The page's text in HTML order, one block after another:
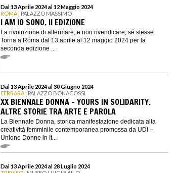
Dal 13 Aprile 2024 al 12 Maggio 2024
ROMA | PALAZZO MASSIMO
I AM IO SONO. II EDIZIONE
La rivoluzione di affermare, e non rivendicare, sé stesse.
Torna a Roma dal 13 aprile al 12 maggio 2024 per la
seconda edizione ...
Dal 13 Aprile 2024 al 30 Giugno 2024
FERRARA | PALAZZO BONACOSSI
XX BIENNALE DONNA - YOURS IN SOLIDARITY.
ALTRE STORIE TRA ARTE E PAROLA
La Biennale Donna, storica manifestazione dedicata alla
creatività femminile contemporanea promossa da UDI –
Unione Donne in It...
Dal 13 Aprile 2024 al 28 Luglio 2024